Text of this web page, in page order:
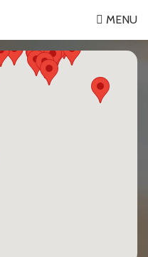
MENU